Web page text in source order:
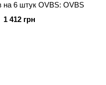
на 6 штук OVBS: OVBS
1 412 грн